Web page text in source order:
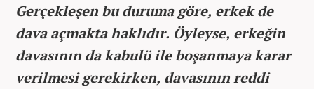
Gerçekleşen bu duruma göre, erkek de
dava açmakta haklıdır. Öyleyse, erkeğin
davasının da kabulü ile boşanmaya karar
verilmesi gerekirken, davasının reddi